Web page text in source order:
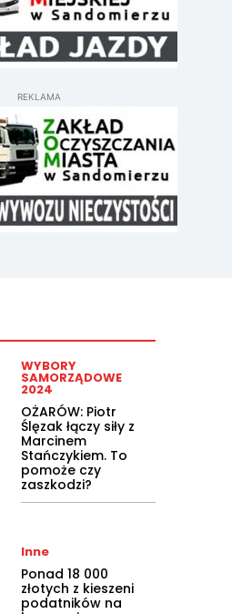
REKLAMA
WYBORY
SAMORZĄDOWE
2024
OŻARÓW: Piotr
Ślęzak łączy siły z
Marcinem
Stańczykiem. To
pomoże czy
zaszkodzi?
Inne
Ponad 18 000
złotych z kieszeni
podatników na